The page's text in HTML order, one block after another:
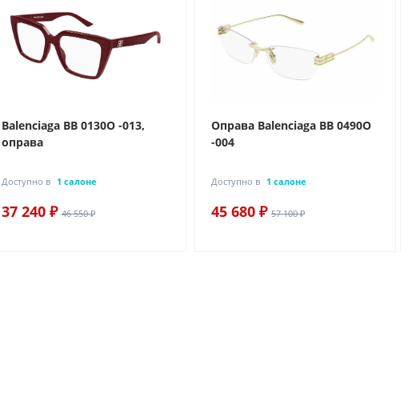
Balenciaga BB 0130O -013,
оправа
Доступно в 1 салоне
37 240 ₽ 46 550 ₽
Оправа Balenciaga BB 0490O
-004
Доступно в 1 салоне
45 680 ₽ 57 100 ₽